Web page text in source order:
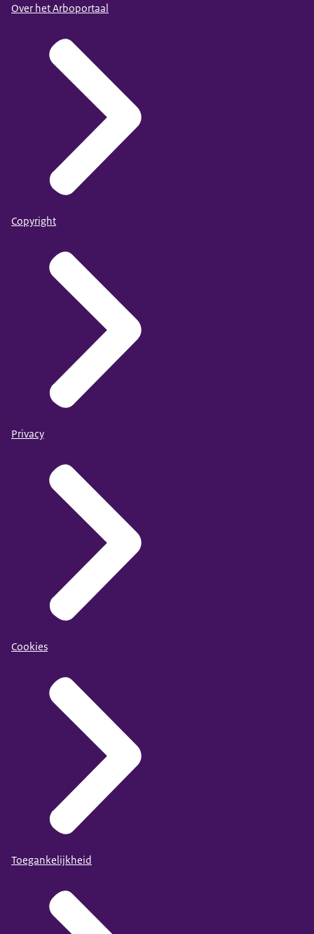
Over het Arboportaal
Copyright
Privacy
Cookies
Toegankelijkheid